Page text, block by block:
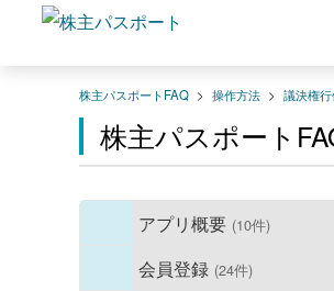
株主パスポートFAQ > 操作方法 > 議決権行
株主パスポート
アプリ概要 (10件)
会員登録 (24件)